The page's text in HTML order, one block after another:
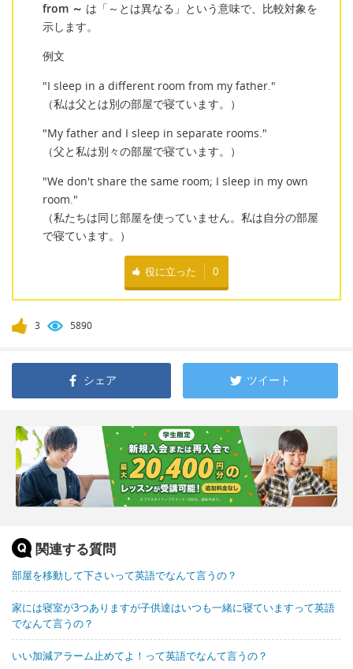
from ～ は「～とは異なる」という意味で、比較対象を
示します。
例文
"I sleep in a different room from my father."
（私は父とは別の部屋で寝ています。）
"My father and I sleep in separate rooms."
（父と私は別々の部屋で寝ています。）
"We don't share the same room; I sleep in my own
room."
（私たちは同じ部屋を使っていません。私は自分の部屋
で寝ています。）
役に立った 0
3 5890
シェア ツイート
関連する質問
部屋を移動して下さいって英語でなんて言うの？
家には寝室が3つありますが子供達はいつも一緒に寝ていますって英語
でなんて言うの？
いい加減アラーム止めてよ！って英語でなんて言うの？